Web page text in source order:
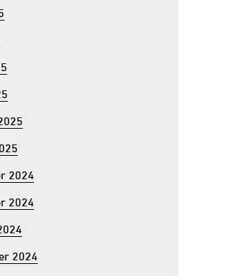
2024
2024
2024